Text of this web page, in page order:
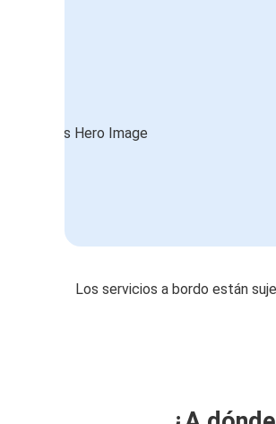
Los servicios a bordo están